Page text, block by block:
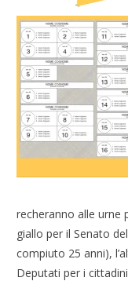
recheranno alle urne
giallo per il Senato
compiuto 25 anni),
Deputati per i